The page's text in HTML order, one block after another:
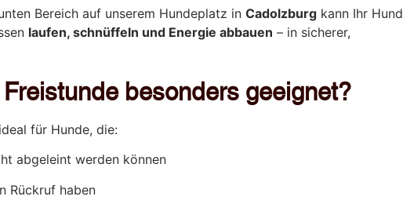
Bereich auf unserem Hundeplatz inCadolzburg kann Ihr Hund
laufen, schnüffeln und Energie abbauen – in sicherer,
besonders geeignet?
für Hunde, die:
abgeleint werden können
Rückruf haben